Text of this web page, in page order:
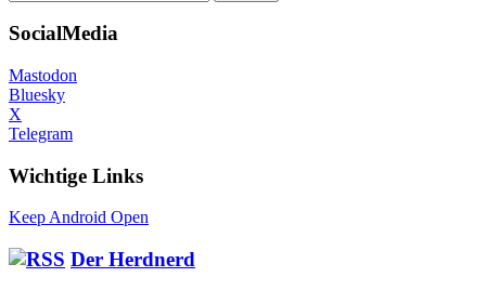
nach:
SocialMedia
Mastodon
Bluesky
X
Telegram
Wichtige Links
Keep Android Open
Der Herdnerd